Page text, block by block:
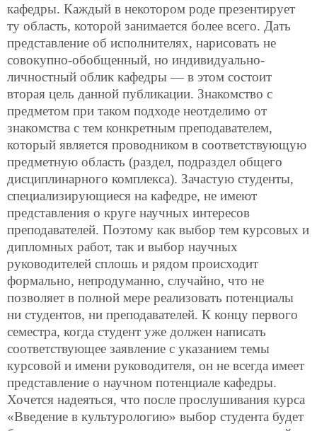
кафедры. Каждый в некотором роде презентирует
ту область, которой занимается более всего. Дать
представление об исполнителях, нарисовать не
совокупно-обобщенный, но индивидуально-
личностный облик кафедры — в этом состоит
вторая цель данной публикации. Знакомство с
предметом при таком подходе неотделимо от
знакомства с тем конкретным преподавателем,
который является проводником в соответствующую
предметную область (раздел, подраздел общего
дисциплинарного комплекса). Зачастую студенты,
специализирующиеся на кафедре, не имеют
представления о круге научных интересов
преподавателей. Поэтому как выбор тем курсовых и
дипломных работ, так и выбор научных
руководителей сплошь и рядом происходит
формально, непродуманно, случайно, что не
позволяет в полной мере реализовать потенциалы
ни студентов, ни преподавателей. К концу первого
семестра, когда студент уже должен написать
соответствующее заявление с указанием темы
курсовой и имени руководителя, он не всегда имеет
представление о научном потенциале кафедры.
Хочется надеяться, что после прослушивания курса
«Введение в культурологию» выбор студента будет